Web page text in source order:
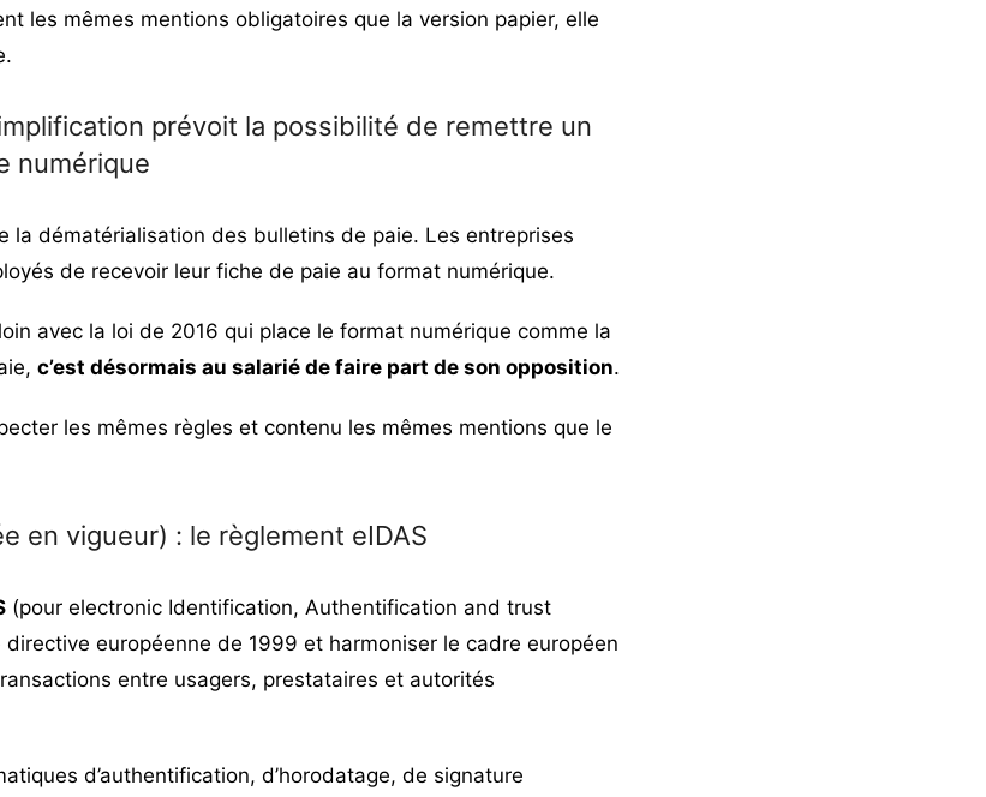
les mêmes mentions obligatoires que la version papier, elle
prévoit la possibilité de remettre un
numérique
la dématérialisation des bulletins de paie. Les entreprises
de recevoir leur fiche de paie au format numérique.
avec la loi de 2016 qui place le format numérique comme la
c’est désormais au salarié de faire part de son opposition.
les mêmes règles et contenu les mêmes mentions que le
en vigueur) : le règlement eIDAS
(pour electronic Identification, Authentification and trust
européenne de 1999 et harmoniser le cadre européen
entre usagers, prestataires et autorités
d’authentification, d’horodatage, de signature